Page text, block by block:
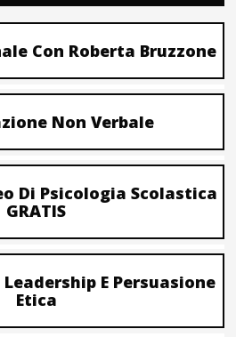
Con Roberta Bruzzone
Non Verbale
Di Psicologia Scolastica
GRATIS
E Persuasione
Etica